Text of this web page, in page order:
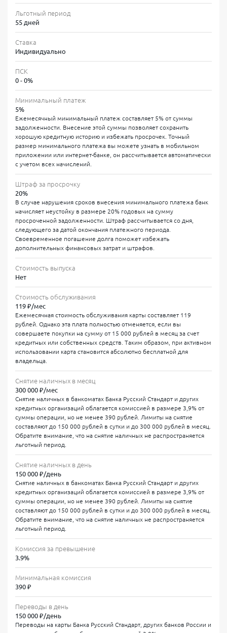
Русский Стандарт
Преимущества карты
Льготный период до 55 дней
Главное преимущество — возможность пользоваться
заемными средствами без процентов до 55 дней. Важно
помнить: грейс-период действует только на безналичные
облагаются комиссией и процентами.
Программа лояльности RS Cashback
Особенность карты — программа лояльности RS Cashback.
До 70% кешбэка начисляется за покупки у партнеров банка, а
до 5% — на категории, которые вы выбираете
самостоятельно в мобильном приложении или интернет-
банке. Это могут быть продукты питания, АЗС, аптеки или
онлайн-кинотеатры. Для получения кешбэка необходимо
подключить категории до совершения покупки. Бонусы
для погашения задолженности по карте.
Система кешбэка делает повседневные траты выгоднее:
До 70% бонусов за покупки у партнеров банка
До 5% кешбэка на категории по вашему выбору
(подключаются в мобильном банке)
Бонусы зачисляются на специальный счет и погашают
Тарифы и комиссии карты
Тарифные условия карты прозрачны и соответствуют
требованиям регулятора. Годовая процентная ставка
варьируется от 57,5% до 63,5% в зависимости от
индивидуальной оценки заемщика. Полная стоимость
банков согласно методике Банка России. Кредитный лимит
устанавливается в диапазоне от 30 000 до 1 000 000 рублей
после анализа вашей платежеспособности. Оформить
кредитную карту Русский Стандарт онлайн можно за 10–15
минут — анкета заполняется на официальном сайте,
решение часто принимается автоматически.
Обслуживание (со скидкой 100%)
Кредитный лимит
Льготный период
55 дней
Ставка
Индивидуально
ПСК
0 - 0%
Минимальный платеж
5%
Ежемесячный минимальный платеж составляет 5% от суммы
задолженности. Внесение этой суммы позволяет сохранить
хорошую кредитную историю и избежать просрочек. Точный
размер минимального платежа вы можете узнать в мобильном
приложении или интернет-банке, он рассчитывается автоматически
с учетом всех начислений.
Штраф за просрочку
20%
В случае нарушения сроков внесения минимального платежа банк
начисляет неустойку в размере 20% годовых на сумму
просроченной задолженности. Штраф рассчитывается со дня,
следующего за датой окончания платежного периода.
Своевременное погашение долга поможет избежать
дополнительных финансовых затрат и штрафов.
Стоимость выпуска
Нет
Стоимость обслуживания
119 ₽/мес
Ежемесячная стоимость обслуживания карты составляет 119
рублей. Однако эта плата полностью отменяется, если вы
совершаете покупки на сумму от 15 000 рублей в месяц за счет
кредитных или собственных средств. Таким образом, при активном
использовании карта становится абсолютно бесплатной для
владельца.
Снятие наличных в месяц
300 000 ₽/мес
Снятие наличных в банкоматах Банка Русский Стандарт и других
кредитных организаций облагается комиссией в размере 3,9% от
суммы операции, но не менее 390 рублей. Лимиты на снятие
составляют до 150 000 рублей в сутки и до 300 000 рублей в месяц.
Обратите внимание, что на снятие наличных не распространяется
льготный период.
Снятие наличных в день
150 000 ₽/день
Снятие наличных в банкоматах Банка Русский Стандарт и других
кредитных организаций облагается комиссией в размере 3,9% от
суммы операции, но не менее 390 рублей. Лимиты на снятие
составляют до 150 000 рублей в сутки и до 300 000 рублей в месяц.
Обратите внимание, что на снятие наличных не распространяется
льготный период.
Комиссия за превышение
3.9%
Минимальная комиссия
390 ₽
Переводы в день
150 000 ₽/день
Переводы на карты Банка Русский Стандарт, других банков России и